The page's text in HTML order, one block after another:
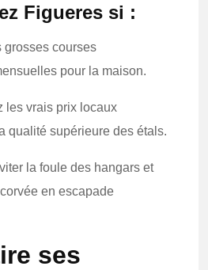
Figueres si :
grosses courses
pour la maison.
les vrais prix locaux
qualité supérieure des étals.
la foule des hangars et
en escapade
ses